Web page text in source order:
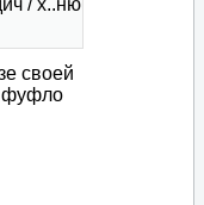
своей
фуфло